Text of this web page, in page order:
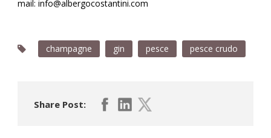
mail: info@albergocostantini.com
champagne gin pesce pesce crudo
Share Post: